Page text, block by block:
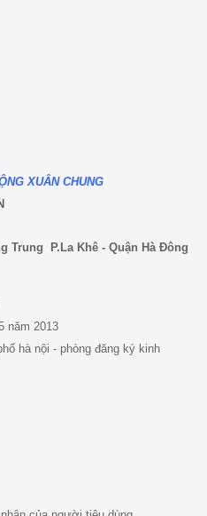
XUÂN CHUNG
Trung P.La Khê - Quận Hà Đông
năm 2013
hà nội - phòng đăng ký kinh